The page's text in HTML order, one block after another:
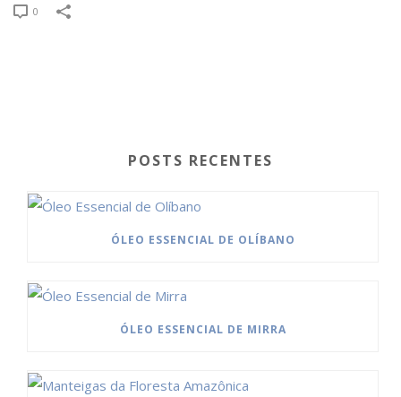
0
POSTS RECENTES
ÓLEO ESSENCIAL DE OLÍBANO
ÓLEO ESSENCIAL DE MIRRA